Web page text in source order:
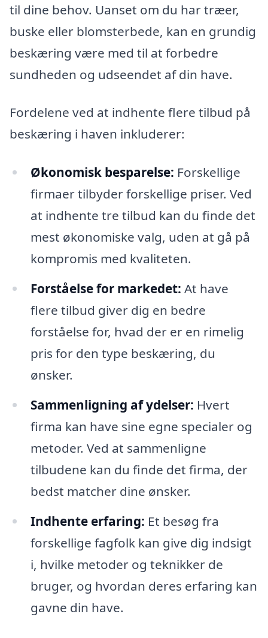
til dine behov. Uanset om du har træer,
buske eller blomsterbede, kan en grundig
beskæring være med til at forbedre
sundheden og udseendet af din have.
Fordelene ved at indhente flere tilbud på
beskæring i haven inkluderer:
Økonomisk besparelse: Forskellige
firmaer tilbyder forskellige priser. Ved
at indhente tre tilbud kan du finde det
mest økonomiske valg, uden at gå på
kompromis med kvaliteten.
Forståelse for markedet: At have
flere tilbud giver dig en bedre
forståelse for, hvad der er en rimelig
pris for den type beskæring, du
ønsker.
Sammenligning af ydelser: Hvert
firma kan have sine egne specialer og
metoder. Ved at sammenligne
tilbudene kan du finde det firma, der
bedst matcher dine ønsker.
Indhente erfaring: Et besøg fra
forskellige fagfolk kan give dig indsigt
i, hvilke metoder og teknikker de
bruger, og hvordan deres erfaring kan
gavne din have.